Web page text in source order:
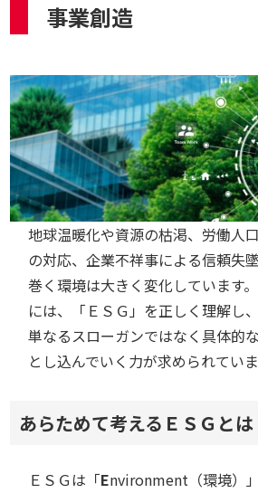
事業創造
地球温暖化や資源の枯渇、労働人
の対応、企業不祥事による信頼失
巻く環境は大きく変化しています
には、「ＥＳＧ」を正しく理解し
単なるスローガンではなく具体的
とし込んでいく力が求められていま
あらためて考えるＥＳＧとは
ＥＳＧは「Environment（環境）